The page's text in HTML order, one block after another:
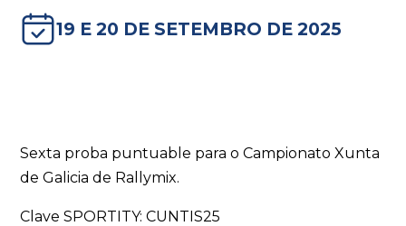
19 E 20 DE SETEMBRO DE 2025
Sexta proba puntuable para o Campionato Xunta
de Galicia de Rallymix.
Clave SPORTITY: CUNTIS25